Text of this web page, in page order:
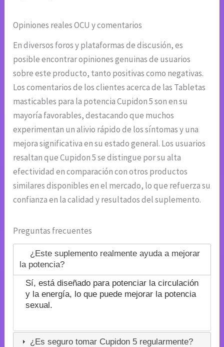
Opiniones reales OCU y comentarios
En diversos foros y plataformas de discusión, es
posible encontrar opiniones genuinas de usuarios
sobre este producto, tanto positivas como negativas.
Los comentarios de los clientes acerca de las Tabletas
masticables para la potencia Cupidon 5 son en su
mayoría favorables, destacando que muchos
experimentan un alivio rápido de los síntomas y una
mejora significativa en su estado general. Los usuarios
resaltan que Cupidon 5 se distingue por su alta
efectividad en comparación con otros productos
similares disponibles en el mercado, lo que refuerza su
confianza en la calidad y resultados del suplemento.
Preguntas frecuentes
¿Este suplemento realmente ayuda a mejorar
la potencia?
Sí, está diseñado para potenciar la circulación
y la energía, lo que puede mejorar la potencia
sexual.
¿Es seguro tomar Cupidon 5 regularmente?